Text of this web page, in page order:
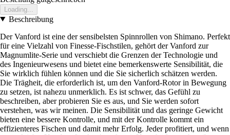
Loading...
Beschreibung
Der Vanford ist eine der sensibelsten Spinnrollen von Shimano. Perfekt
für eine Vielzahl von Finesse-Fischstilen, gehört der Vanford zur
Magnumlite-Serie und verschiebt die Grenzen der Technologie und
des Ingenieurwesens und bietet eine bemerkenswerte Sensibilität, die
Sie wirklich fühlen können und die Sie sicherlich schätzen werden.
Die Trägheit, die erforderlich ist, um den Vanford-Rotor in Bewegung
zu setzen, ist nahezu unmerklich. Es ist schwer, das Gefühl zu
beschreiben, aber probieren Sie es aus, und Sie werden sofort
verstehen, was wir meinen. Die Sensibilität und das geringe Gewicht
bieten eine bessere Kontrolle, und mit der Kontrolle kommt ein
effizienteres Fischen und damit mehr Erfolg. Jeder profitiert, und wenn